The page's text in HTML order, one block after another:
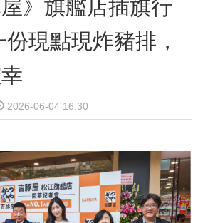
屋》旗艦店插旗行
現點現炸豬排，
2026-06-04 16:30